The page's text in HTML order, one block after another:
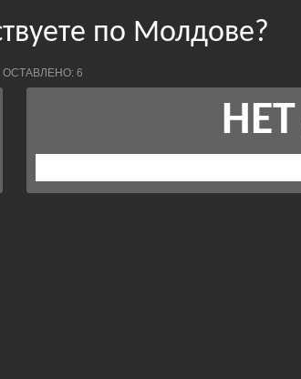
по Молдове?
6
НЕТ